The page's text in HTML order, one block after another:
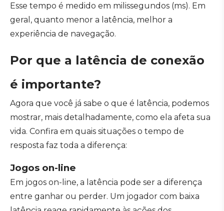
Esse tempo é medido em milissegundos (ms). Em
geral, quanto menor a latência, melhor a
experiência de navegação.
Por que a latência de conexão
é importante?
Agora que você já sabe o que é latência, podemos
mostrar, mais detalhadamente, como ela afeta sua
vida. Confira em quais situações o tempo de
resposta faz toda a diferença:
Jogos on-line
Em jogos on-line, a latência pode ser a diferença
entre ganhar ou perder. Um jogador com baixa